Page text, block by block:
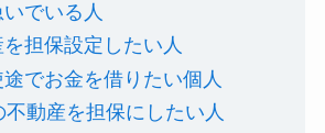
でいる人
担保設定したい人
でお金を借りたい個人
動産を担保にしたい人